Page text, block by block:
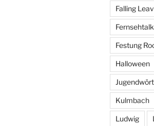
Falling
Festung
Halloween
Kulmbach
Ludwig